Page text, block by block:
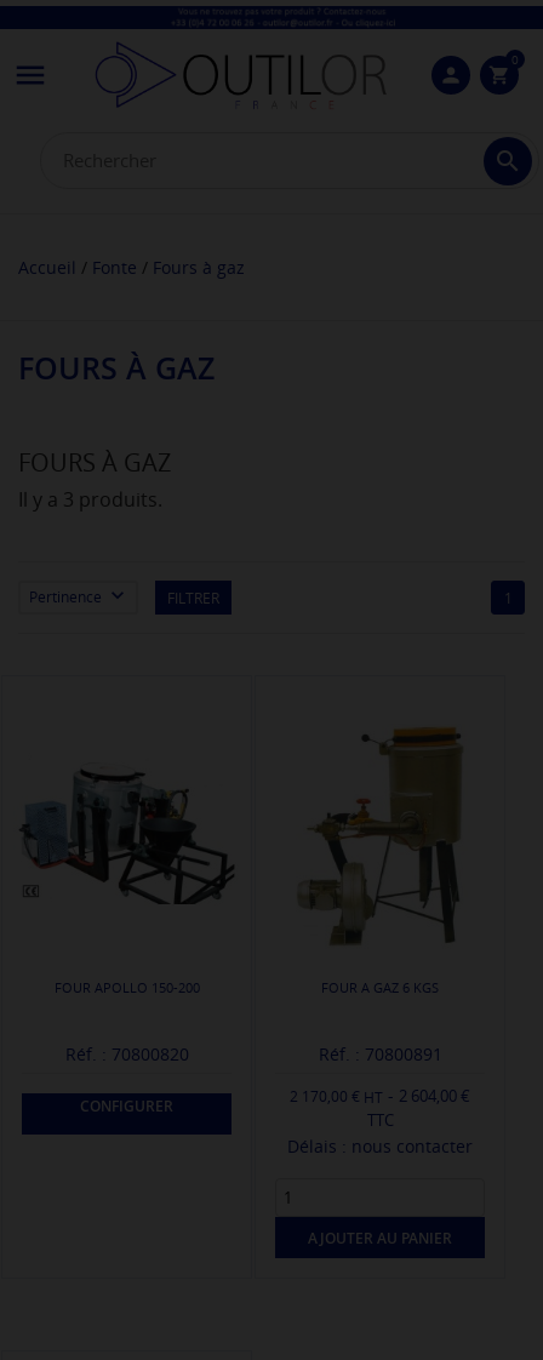
 person shopping_cart
0

Accueil Fonte Fours à gaz
FOURS À GAZ
FOURS À GAZ
Il y a 3 produits.
Pertinence  FILTRER 1
FOUR APOLLO 150-200
Réf. : 70800820
CONFIGURER
FOUR A GAZ 6 KGS
Réf. : 70800891
2 170,00 € - 2 604,00 €
TTC
Délais : nous contacter
AJOUTER AU PANIER